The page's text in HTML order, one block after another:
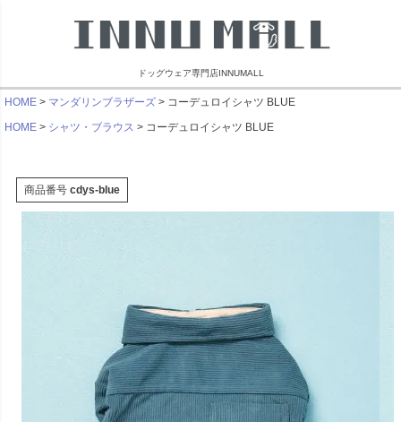
ドッグウェア専門店INNUMALL
HOME マンダリンブラザーズ
コーデュロイシャツ BLUE
HOME
シャツ・ブラウス コーデュロイシャツ BLUE
ビーチェホリック
スーパーベー君 クー
ライフライク
寝そべりアニマルト
商品番号 cdys-blue